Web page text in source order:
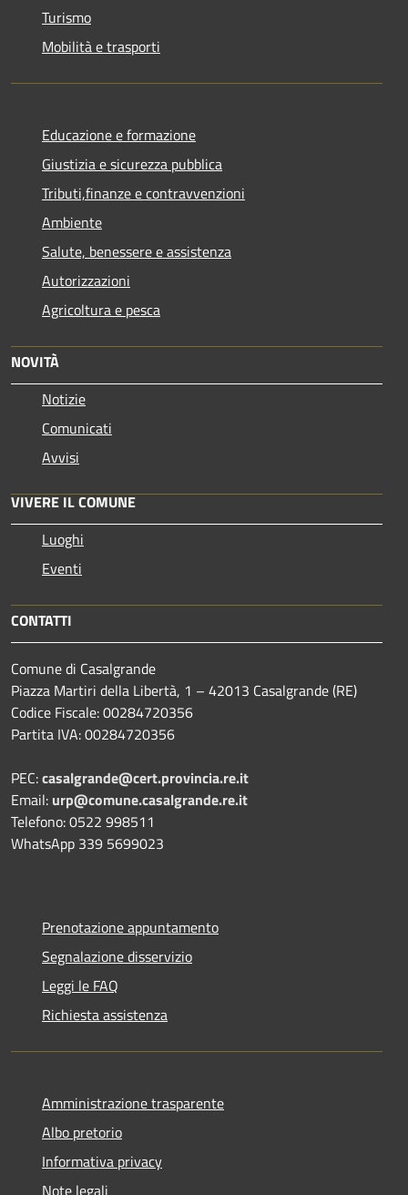
Turismo
Mobilità e trasporti
Educazione e formazione
Giustizia e sicurezza pubblica
Tributi,finanze e contravvenzioni
Ambiente
Salute, benessere e assistenza
Autorizzazioni
Agricoltura e pesca
NOVITÀ
Notizie
Comunicati
Avvisi
VIVERE IL COMUNE
Luoghi
Eventi
CONTATTI
Comune di Casalgrande
Piazza Martiri della Libertà, 1 – 42013 Casalgrande (RE)
Codice Fiscale: 00284720356
Partita IVA: 00284720356
PEC:casalgrande@cert.provincia.re.it
Email: urp@comune.casalgrande.re.it
Telefono: 0522 998511
WhatsApp 339 5699023
Prenotazione appuntamento
Segnalazione disservizio
Leggi le FAQ
Richiesta assistenza
Amministrazione trasparente
Albo pretorio
Informativa privacy
Note legali